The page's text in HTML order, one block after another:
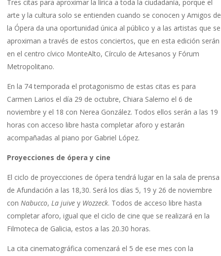
Tres citas para aproximar la lírica a toda la ciudadanía, porque el
arte y la cultura solo se entienden cuando se conocen y Amigos de
la Ópera da una oportunidad única al público y a las artistas que se
aproximan a través de estos conciertos, que en esta edición serán
en el centro cívico MonteAlto, Círculo de Artesanos y Fórum
Metropolitano.
En la 74 temporada el protagonismo de estas citas es para
Carmen Larios el día 29 de octubre, Chiara Salerno el 6 de
noviembre y el 18 con Nerea González. Todos ellos serán a las 19
horas con acceso libre hasta completar aforo y estarán
acompañadas al piano por Gabriel López.
Proyecciones de ópera y cine
El ciclo de proyecciones de ópera tendrá lugar en la sala de prensa
de Afundación a las 18,30. Será los días 5, 19 y 26 de noviembre
con Nabucco, La juive y Wozzeck. Todos de acceso libre hasta
completar aforo, igual que el ciclo de cine que se realizará en la
Filmoteca de Galicia, estos a las 20.30 horas.
La cita cinematográfica comenzará el 5 de ese mes con la